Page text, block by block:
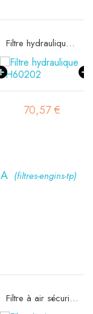
Filtre hydraulique SH60202
70,57 €
(filtres-engins-tp)
Filtre à air sécurité SA16080